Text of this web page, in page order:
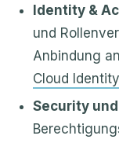
Identity &
und
Anbindung
Cloud
Security